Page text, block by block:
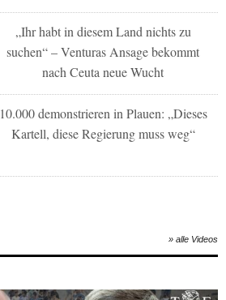
„Ihr habt in diesem Land nichts zu
suchen“ – Venturas Ansage bekommt
nach Ceuta neue Wucht
10.000 demonstrieren in Plauen: „Dieses
Kartell, diese Regierung muss weg“
» alle Videos